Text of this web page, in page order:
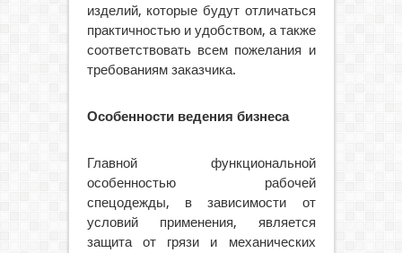
изделий, которые будут отличаться
практичностью и удобством, а также
соответствовать всем пожелания и
требованиям заказчика.
Особенности ведения бизнеса
Главной функциональной
особенностью рабочей
спецодежды, в зависимости от
условий применения, является
защита от грязи и механических